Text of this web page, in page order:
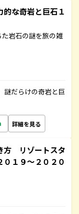
な奇岩と巨石１
岩石の謎を旅の雑
謎だらけの奇岩と巨
詳細を見る
方 リゾートスタ
１９～２０２０